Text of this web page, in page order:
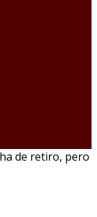
de retiro, pero